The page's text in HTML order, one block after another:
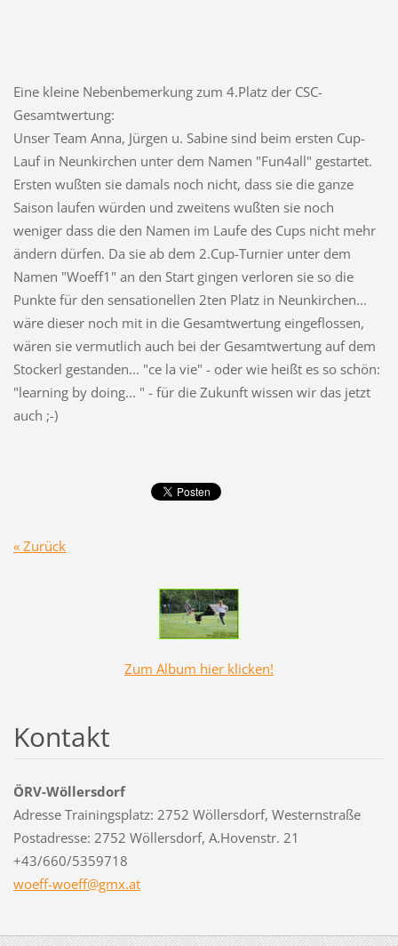
Eine kleine Nebenbemerkung zum 4.Platz der CSC-
Gesamtwertung:
Unser Team Anna, Jürgen u. Sabine sind beim ersten Cup-
Lauf in Neunkirchen unter dem Namen "Fun4all" gestartet.
Ersten wußten sie damals noch nicht, dass sie die ganze
Saison laufen würden und zweitens wußten sie noch
weniger dass die den Namen im Laufe des Cups nicht mehr
ändern dürfen. Da sie ab dem 2.Cup-Turnier unter dem
Namen "Woeff1" an den Start gingen verloren sie so die
Punkte für den sensationellen 2ten Platz in Neunkirchen...
wäre dieser noch mit in die Gesamtwertung eingeflossen,
wären sie vermutlich auch bei der Gesamtwertung auf dem
Stockerl gestanden... "ce la vie" - oder wie heißt es so schön:
"learning by doing... " - für die Zukunft wissen wir das jetzt
auch ;-)
« Zurück
Zum Album hier klicken!
Kontakt
ÖRV-Wöllersdorf
Adresse Trainingsplatz: 2752 Wöllersdorf, Westernstraße
Postadresse: 2752 Wöllersdorf, A.Hovenstr. 21
+43/660/5359718
woeff-woeff@gmx.at